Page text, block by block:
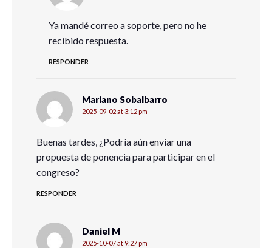
Ya mandé correo a soporte, pero no he
recibido respuesta.
RESPONDER
Mariano Sobalbarro
2025-09-02 at 3:12 pm
Buenas tardes, ¿Podría aún enviar una
propuesta de ponencia para participar en el
congreso?
RESPONDER
Daniel M
2025-10-07 at 9:27 pm